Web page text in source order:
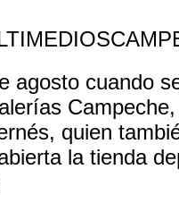
agosto cuando
quien
la tienda